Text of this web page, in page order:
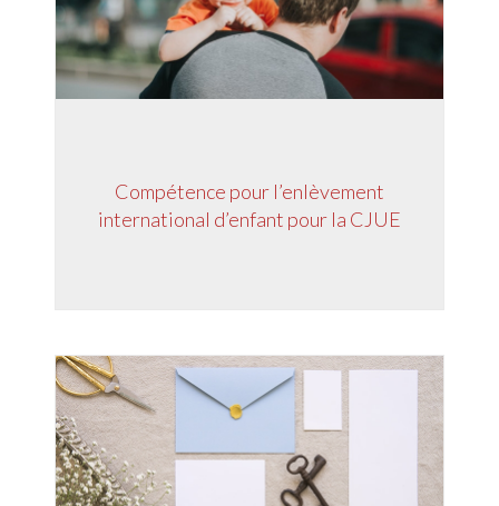
Compétence pour l’enlèvement
international d’enfant pour la CJUE